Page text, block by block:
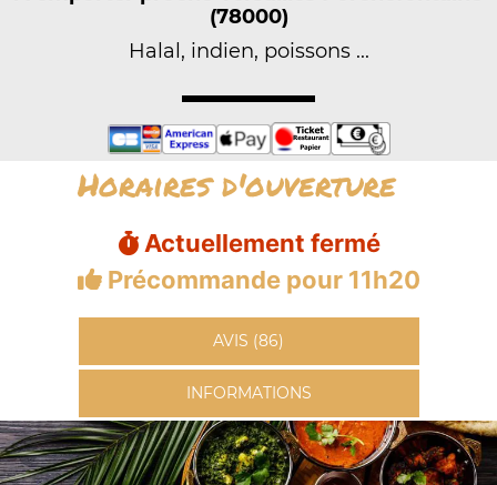
(78000)
Halal, indien, poissons ...
Horaires d'ouverture
Actuellement fermé
Précommande pour 11h20
AVIS (86)
INFORMATIONS